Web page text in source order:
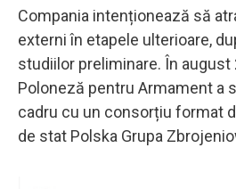
Compania intenționează să
externi în etapele ulterioare,
studiilor preliminare. În august
Poloneză pentru Armament a
cadru cu un consorțiu format
de stat Polska Grupa